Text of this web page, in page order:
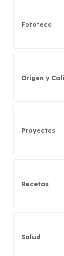
Fototeca
Origen y
Proyectos
Recetas
Salud